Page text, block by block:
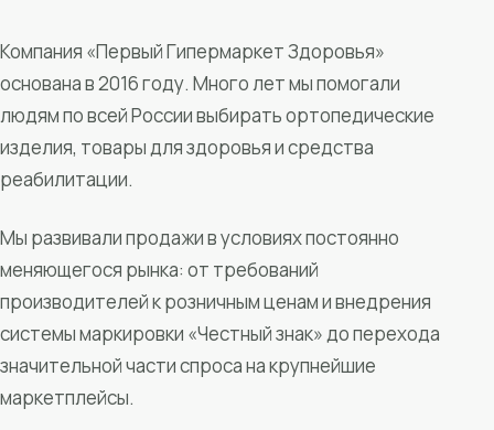
Компания «Первый Гипермаркет Здоровья»
основана в 2016 году. Много лет мы помогали
людям по всей России выбирать ортопедические
изделия, товары для здоровья и средства
реабилитации.
Мы развивали продажи в условиях постоянно
меняющегося рынка: от требований
производителей к розничным ценам и внедрения
системы маркировки «Честный знак» до перехода
значительной части спроса на крупнейшие
маркетплейсы.